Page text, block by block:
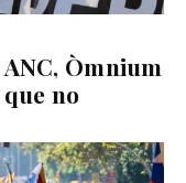
Òmnium
no